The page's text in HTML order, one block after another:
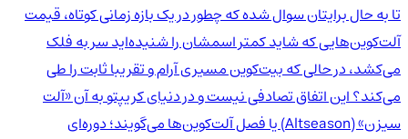
تا به حال برایتان سوال شده که چطور در یک بازه زمانی کوتاه، قیمت
آلت‌کوین‌هایی که شاید کمتر اسمشان را شنیده‌اید سر به فلک
می‌کشد، در حالی که بیت‌کوین مسیری آرام و تقریبا ثابت را طی
می‌کند؟ این اتفاق تصادفی نیست و در دنیای کریپتو به آن «آلت
سیزن» (Altseason) یا فصل آلت‌کوین‌ها می‌گویند؛ دوره‌ای